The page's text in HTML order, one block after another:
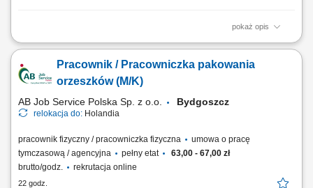
pokaż opis
Zakres obowiązków: Ręczny montaż miniaturowych komponentów oraz
produkcyjnych oraz prasach. Oznakowanie elementów technikami:
laser, tampodruk i hot-print. Kontrola jakościowa oraz raportowanie
Pracownik / Pracowniczka pakowania
orzeszków (M/K)
AB Job Service Polska Sp. z o.o. Bydgoszcz
relokacja do: Holandia
pracownik fizyczny / pracowniczka fizyczna
umowa o pracę
tymczasową / agencyjna
pełny etat
63,00 - 67,00 zł
brutto/godz.
rekrutacja online
22 godz.